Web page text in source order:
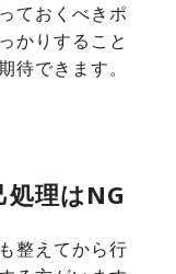
ておくべきポ
かりすること
待できます。
処理はNG
整えてから行